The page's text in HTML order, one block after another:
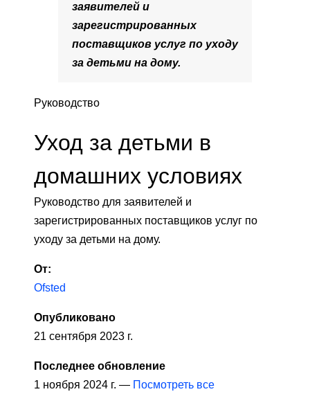
заявителей и
зарегистрированных
поставщиков услуг по уходу
за детьми на дому.
Руководство
Уход за детьми в
домашних условиях
Руководство для заявителей и
зарегистрированных поставщиков услуг по
уходу за детьми на дому.
От:
Ofsted
Опубликовано
21 сентября 2023 г.
Последнее обновление
1 ноября 2024 г. — Посмотреть все